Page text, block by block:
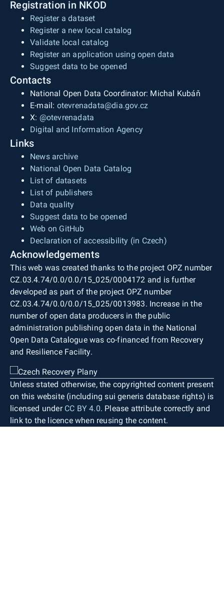
Registration in NKOD
Register a dataset
Register a new local catalog
Validate local catalog
Register an application using open data
Suggest data to be opened
Contacts
National Open Data Coordinator: Michal Kubáň
E-mail: otevrenadata@dia.gov.cz
X: @otevrenadata
Digital and Information Agency
Links
News archive
National Open Data Catalog
List of datasets
List of publishers
Data quality
Suggest data to be opened
Web on GitHub
Declaration of accessibility (in Czech)
Acknowledgements
This web was created thanks to the project OPZ number
CZ.03.4.74/0.0/0.0/15_025/0004172 and is further
developed as part of the project OPZ number
CZ.03.4.74/0.0/0.0/15_025/0013983. Increase in the
number of open data producers in the public
administration publishing open data in the National
Open Data Catalogue was co-financed from Recovery
and Resilience Facility.
Unless stated otherwise, the copyrighted content present
on this website (including sui generis database rights) is
licensed under CC BY 4.0. Please attribute correctly and
link to the licence when reusing the content.